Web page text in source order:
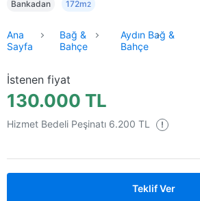
Bankadan 172m2
Ana
Sayfa
Bağ &
Bahçe
Aydın Bağ &
Bahçe
İstenen fiyat
130.000 TL
Hizmet Bedeli Peşinatı 6.200 TL !
Teklif Ver